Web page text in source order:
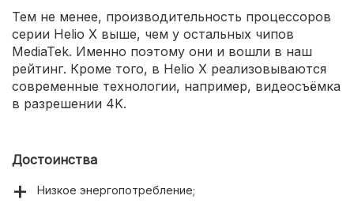
Тем не менее, производительность процессоров
серии Helio X выше, чем у остальных чипов
MediaTek. Именно поэтому они и вошли в наш
рейтинг. Кроме того, в Helio X реализовываются
современные технологии, например, видеосъёмка
в разрешении 4K.
Достоинства
Низкое энергопотребление;